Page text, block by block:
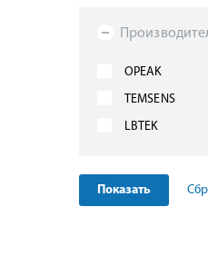
OPEAK
TEMSENS
LBTEK